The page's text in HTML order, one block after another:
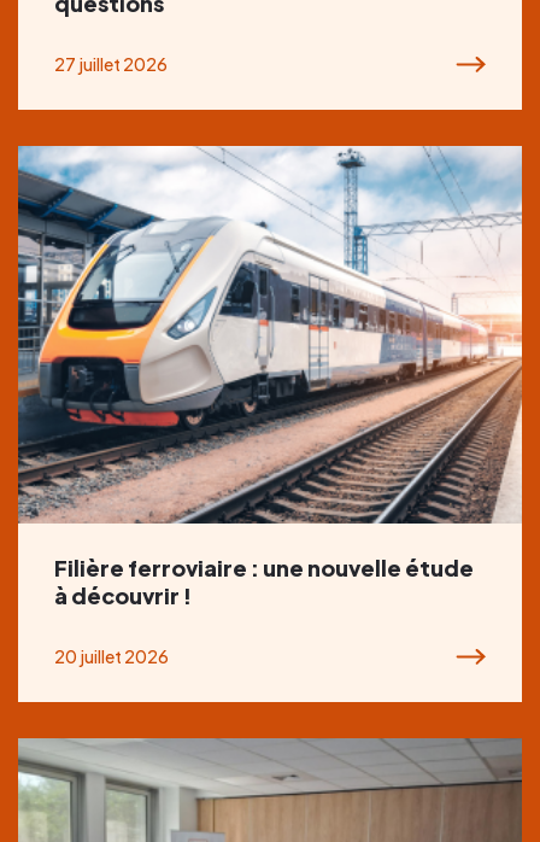
27 juillet 2026
Filière ferroviaire : une nouvelle étude
à découvrir !
20 juillet 2026